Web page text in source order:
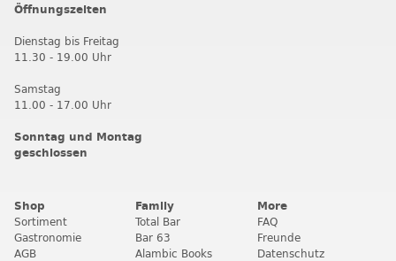
Öffnungszeiten
Dienstag bis Freitag
11.30 - 19.00 Uhr
Samstag
11.00 - 17.00 Uhr
Sonntag und Montag
geschlossen
Shop
Sortiment
Gastronomie
AGB
Family
Total Bar
Bar 63
Alambic Books
More
FAQ
Freunde
Datenschutz